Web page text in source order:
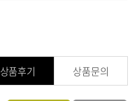
상품후기 상품문의